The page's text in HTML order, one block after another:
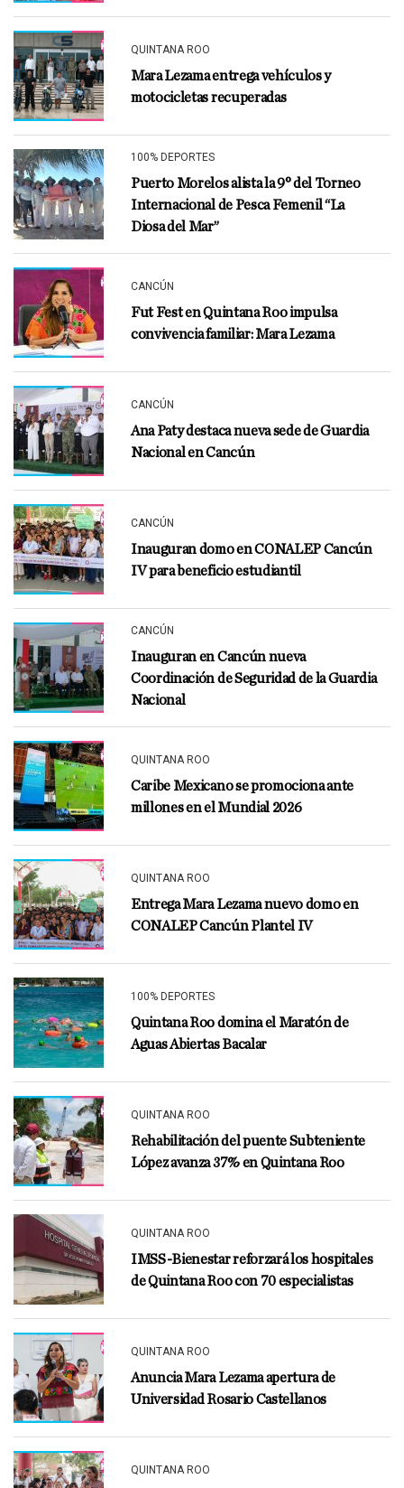
QUINTANA ROO
Mara Lezama entrega vehículos y
motocicletas recuperadas
100% DEPORTES
Puerto Morelos alista la 9° del Torneo
Internacional de Pesca Femenil “La
Diosa del Mar”
CANCÚN
Fut Fest en Quintana Roo impulsa
convivencia familiar: Mara Lezama
CANCÚN
Ana Paty destaca nueva sede de Guardia
Nacional en Cancún
CANCÚN
Inauguran domo en CONALEP Cancún
IV para beneficio estudiantil
CANCÚN
Inauguran en Cancún nueva
Coordinación de Seguridad de la Guardia
Nacional
QUINTANA ROO
Caribe Mexicano se promociona ante
millones en el Mundial 2026
QUINTANA ROO
Entrega Mara Lezama nuevo domo en
CONALEP Cancún Plantel IV
100% DEPORTES
Quintana Roo domina el Maratón de
Aguas Abiertas Bacalar
QUINTANA ROO
Rehabilitación del puente Subteniente
López avanza 37% en Quintana Roo
QUINTANA ROO
IMSS-Bienestar reforzará los hospitales
de Quintana Roo con 70 especialistas
QUINTANA ROO
Anuncia Mara Lezama apertura de
Universidad Rosario Castellanos
QUINTANA ROO